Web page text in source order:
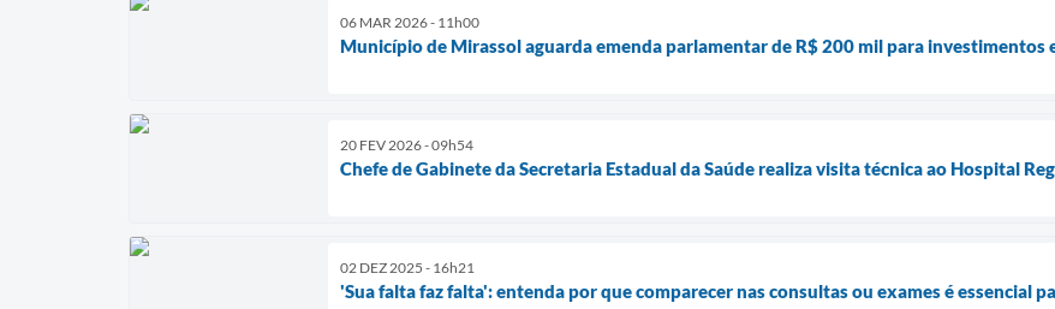
06 MAR 2026 - 11h00
Município de Mirassol aguarda emenda parlamentar de R$ 200 mil para investimentos
20 FEV 2026 - 09h54
Chefe de Gabinete da Secretaria Estadual da Saúde realiza visita técnica ao Hospital
02 DEZ 2025 - 16h21
'Sua falta faz falta': entenda por que comparecer nas consultas ou exames é essencial